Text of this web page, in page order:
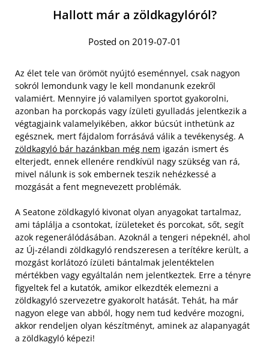
Hallott már a zöldkagylóról?
Posted on 2019-07-01
Az élet tele van örömöt nyújtó eseménnyel, csak nagyon
sokról lemondunk vagy le kell mondanunk ezekről
valamiért. Mennyire jó valamilyen sportot gyakorolni,
azonban ha porckopás vagy ízületi gyulladás jelentkezik a
végtagjaink valamelyikében, akkor búcsút inthetünk az
egésznek, mert fájdalom forrásává válik a tevékenység. A
zöldkagyló bár hazánkban még nem igazán ismert és
elterjedt, ennek ellenére rendkívül nagy szükség van rá,
mivel nálunk is sok embernek teszik nehézkessé a
mozgását a fent megnevezett problémák.
A Seatone zöldkagyló kivonat olyan anyagokat tartalmaz,
ami táplálja a csontokat, ízületeket és porcokat, sőt, segít
azok regenerálódásában. Azoknál a tengeri népeknél, ahol
az Új-zélandi zöldkagyló rendszeresen a terítékre került, a
mozgást korlátozó ízületi bántalmak jelentéktelen
mértékben vagy egyáltalán nem jelentkeztek. Erre a tényre
figyeltek fel a kutatók, amikor elkezdték elemezni a
zöldkagyló szervezetre gyakorolt hatását. Tehát, ha már
nagyon elege van abból, hogy nem tud kedvére mozogni,
akkor rendeljen olyan készítményt, aminek az alapanyagát
a zöldkagyló képezi!